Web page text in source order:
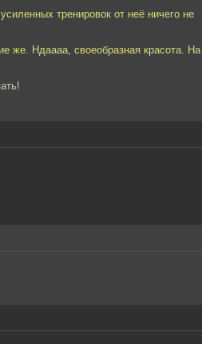
тренировок от неё ничего не
же. Ндаааа, своеобразная красота. На